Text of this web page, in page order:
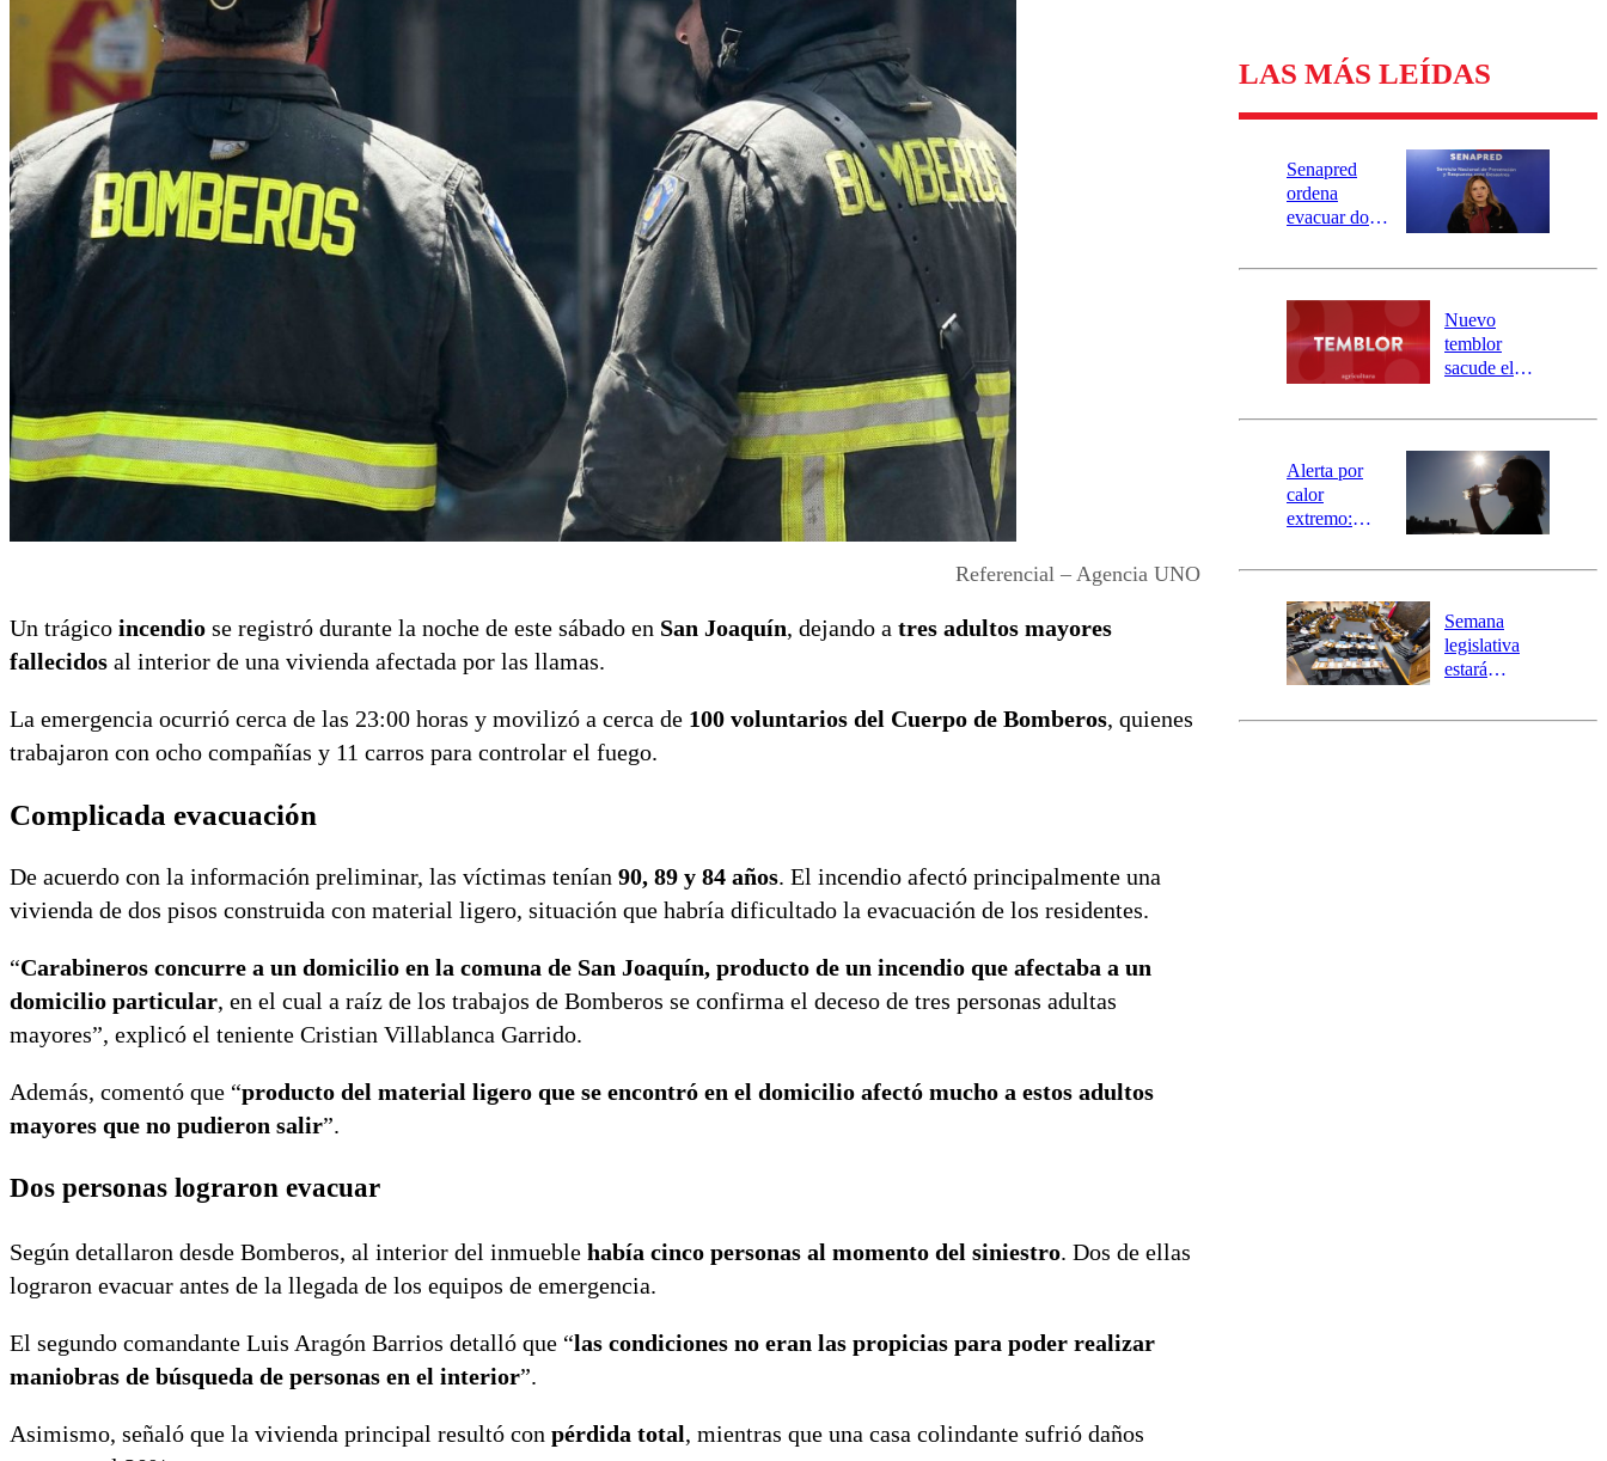
Referencial – Agencia UNO
Un trágico incendio se registró durante la noche de este sábado en San Joaquín, dejando a tres adultos mayores
fallecidos al interior de una vivienda afectada por las llamas.
La emergencia ocurrió cerca de las 23:00 horas y movilizó a cerca de 100 voluntarios del Cuerpo de Bomberos, quienes
trabajaron con ocho compañías y 11 carros para controlar el fuego.
Complicada evacuación
De acuerdo con la información preliminar, las víctimas tenían 90, 89 y 84 años. El incendio afectó principalmente una
vivienda de dos pisos construida con material ligero, situación que habría dificultado la evacuación de los residentes.
“Carabineros concurre a un domicilio en la comuna de San Joaquín, producto de un incendio que afectaba a un
domicilio particular, en el cual a raíz de los trabajos de Bomberos se confirma el deceso de tres personas adultas
mayores”, explicó el teniente Cristian Villablanca Garrido.
Además, comentó que “producto del material ligero que se encontró en el domicilio afectó mucho a estos adultos
mayores que no pudieron salir”.
Dos personas lograron evacuar
Según detallaron desde Bomberos, al interior del inmueble había cinco personas al momento del siniestro. Dos de ellas
lograron evacuar antes de la llegada de los equipos de emergencia.
El segundo comandante Luis Aragón Barrios detalló que “las condiciones no eran las propicias para poder realizar
maniobras de búsqueda de personas en el interior”.
Asimismo, señaló que la vivienda principal resultó con pérdida total, mientras que una casa colindante sufrió daños
LAS MÁS LEÍDAS
Senapred
ordena
evacuar dos
Carahue por
río Damas:
activa
mensajería
SAE
Nuevo
temblor
sacude el
revisa la
epicentro
Alerta por
calor
extremo:
activa Alerta
Preventiva en
tres comunas
Semana
legislativa
estará
el fin de la